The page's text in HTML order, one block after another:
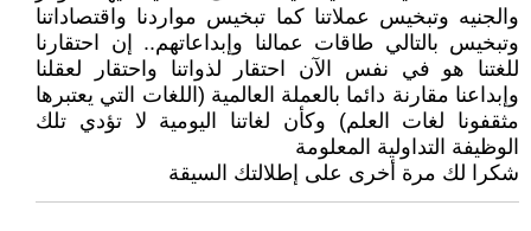
والجنيه وتبخيس عملاتنا كما تبخيس مواردنا واقتصاداتنا
وتبخيس بالتالي طاقات عمالنا وإبداعاتهم.. إن احتقارنا
للغتنا هو في نفس الآن احتقار لذواتنا واحتقار لعقلنا
وإبداعنا مقارنة دائما بالعملة العالمية (اللغات التي يعتبرها
مثقفونا لغات العلم) وكأن لغاتنا اليومية لا تؤدي تلك
الوظيفة التداولية المعلومة
شكرا لك مرة أخرى على إطلالتك السيقة